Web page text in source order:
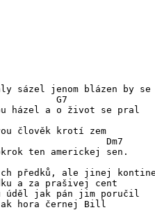
sázel jenom blázen by se
G7
házel a o život se pral
člověk krotí zem
Dm7
ten americkej sen.
předků, ale jinej
a za prašivej cent
úděl jak pán jim poručil
hora černej Bill